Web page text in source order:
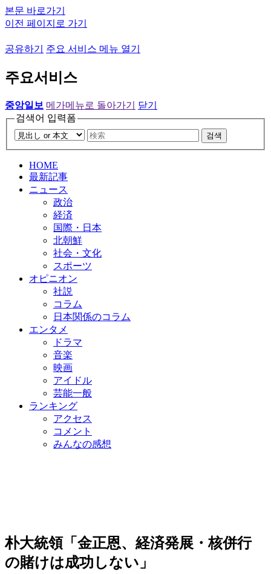
본문 바로가기
이전 페이지로 가기
공유하기 주요 서비스 메뉴 열기
주요서비스
중앙일보 메가메뉴로 돌아가기
닫기
검색어 입력폼
검색
HOME
最新記事
ニュース
政治
経済
国際・日本
北朝鮮
社会・文化
スポーツ
オピニオン
社説
コラム
日本関係のコラム
エンタメ
ドラマ
音楽
映画
アイドル
芸能一般
ランキング
アクセス
コメント
みんなの感想
朴大統領「金正恩、経済発展・核併行
の賭けは成功しない」